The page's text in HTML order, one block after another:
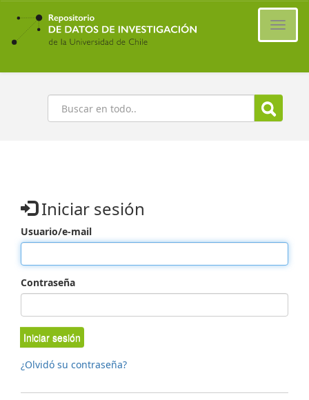
Ir
contenido
principal
Buscar
Iniciar sesión
Usuario/e-mail
Contraseña
Iniciar sesión
¿Olvidó su contraseña?